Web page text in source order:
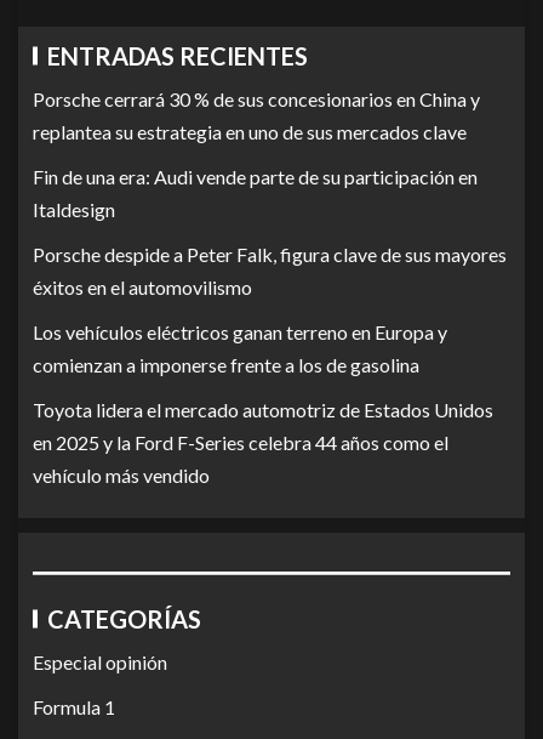
ENTRADAS RECIENTES
Porsche cerrará 30 % de sus concesionarios en China y
replantea su estrategia en uno de sus mercados clave
Fin de una era: Audi vende parte de su participación en
Italdesign
Porsche despide a Peter Falk, figura clave de sus mayores
éxitos en el automovilismo
Los vehículos eléctricos ganan terreno en Europa y
comienzan a imponerse frente a los de gasolina
Toyota lidera el mercado automotriz de Estados Unidos
en 2025 y la Ford F-Series celebra 44 años como el
vehículo más vendido
CATEGORÍAS
Especial opinión
Formula 1